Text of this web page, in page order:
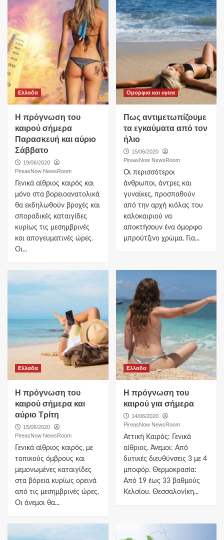
Ελλαδα
Η πρόγνωση του
καιρού σήμερα
Παρασκευή και αύριο
Σάββατο
19/06/2020
PireasNow NewsRoom
Γενικά αίθριος καιρός και
μόνο στα βορειοανατολικά
θα εκδηλωθούν βροχές και
σποραδικές καταιγίδες
κυρίως τις μεσημβρινές
και απογευματινές ώρες.
Οι...
Ομορφια και υγεια
Πως αντιμετωπίζουμε
τα εγκαύματα από τον
ήλιο
15/06/2020
PireasNow NewsRoom
Οι περισσότεροι
άνθρωποι, άντρες και
γυναίκες, προσπαθούν
από την αρχή κιόλας του
καλοκαιριού να
αποκτήσουν ένα όμορφο
μπρούτζινο χρώμα. Για...
Ελλαδα
Η πρόγνωση του
καιρού σήμερα και
αύριο Τρίτη
15/06/2020
PireasNow NewsRoom
Γενικά αίθριος καιρός, με
τοπικούς όμβρους και
μεμονωμένες καταιγίδες
στα βόρεια κυρίως ορεινά
από τις μεσημβρινές ώρες.
Οι άνεμοι θα...
Ελλαδα
Η πρόγνωση του
καιρού για σήμερα
14/06/2020
PireasNow NewsRoom
Αττική Καιρός: Γενικά
αίθριος. Άνεμοι: Από
δυτικές διευθύνσεις 3 με 4
μποφόρ. Θερμοκρασία:
Από 19 έως 33 βαθμούς
Κελσίου. Θεσσαλονίκη...